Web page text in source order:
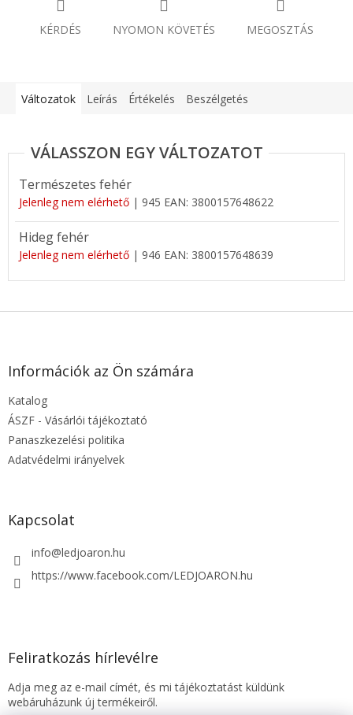
KÉRDÉS NYOMON KÖVETÉS MEGOSZTÁS
Változatok Leírás Értékelés Beszélgetés
Természetes fehér
Jelenleg nem elérhető | 945 EAN: 3800157648622
Hideg fehér
Jelenleg nem elérhető | 946 EAN: 3800157648639
L
Információk az Ön számára
Katalog
ÁSZF - Vásárlói tájékoztató
Panaszkezelési politika
Adatvédelmi irányelvek
Kapcsolat
info@ledjoaron.hu
https://www.facebook.com/LEDJOARON.hu
Feliratkozás hírlevélre
Adja meg az e-mail címét, és mi tájékoztatást küldünk
webáruházunk új termékeiről.